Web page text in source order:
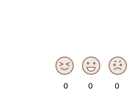
0 0 0